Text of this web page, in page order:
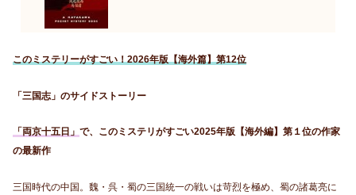
このミステリーがすごい！2026年版【海外篇】第12位
「三国志」のサイドストーリー
「両京十五日」 で、このミステリがすごい2025年版【海外編】第１位の作家
の最新作
三国時代の中国。魏・呉・蜀の三国統一の戦いは苛烈を極め、蜀の諸葛亮に